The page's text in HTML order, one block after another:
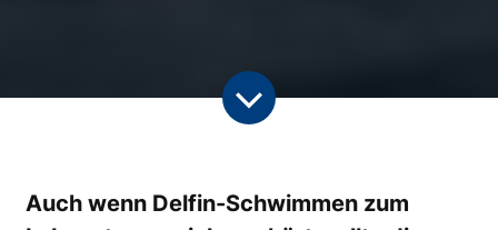
Auch wenn Delfin-Schwimmen zum